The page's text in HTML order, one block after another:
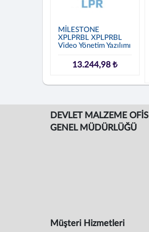
MİLESTONE
XPLPRBL XPLPRBL
Video Yönetim Yazılımı
13.244,98 ₺
DEVLET MALZEME OFİSİ
GENEL MÜDÜRLÜĞÜ
Müşteri Hizmetleri